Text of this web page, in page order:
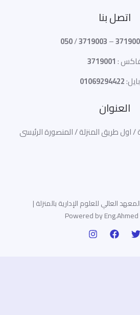
اتصل بنا
–
3719003
/
050
:
3719001
01069294422
العنوان
/ اول طريق المنزلة / المنصورة الرئيسى
Copyright © 2026 المعهد العالي للعلوم الإدارية بالمنزلة |
Powered by